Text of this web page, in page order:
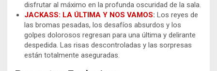
disfrutar al máximo en la profunda oscuridad de la sala.
JACKASS: LA ÚLTIMA Y NOS VAMOS: Los reyes de
las bromas pesadas, los desafíos absurdos y los
golpes dolorosos regresan para una última y delirante
despedida. Las risas descontroladas y las sorpresas
están totalmente aseguradas.